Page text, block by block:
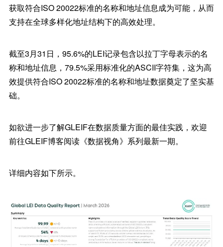
获取符合ISO 20022标准的名称和地址信息成为可能，从而
支持在全球多样化地址结构下的高效处理。
截至3月31日，95.6%的LEI记录包含以拉丁字母表示的名
称和地址信息，79.5%采用标准化的ASCII字符集，这为高
效提供符合ISO 20022标准的名称和地址数据奠定了坚实基
础。
如欲进一步了解GLEIF在数据质量方面的最佳实践，欢迎
前往GLEIF博客阅读《数据视角》系列最新一期。
详细内容如下所示。